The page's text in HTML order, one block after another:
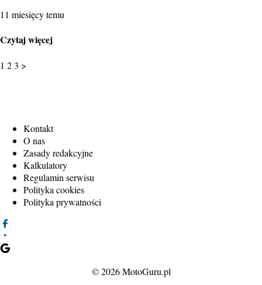
11 miesięcy temu
Czytaj więcej
1 23 >
Kontakt
O nas
Zasady redakcyjne
Kalkulatory
Regulamin serwisu
Polityka cookies
Polityka prywatności
© 2026 MotoGuru.pl